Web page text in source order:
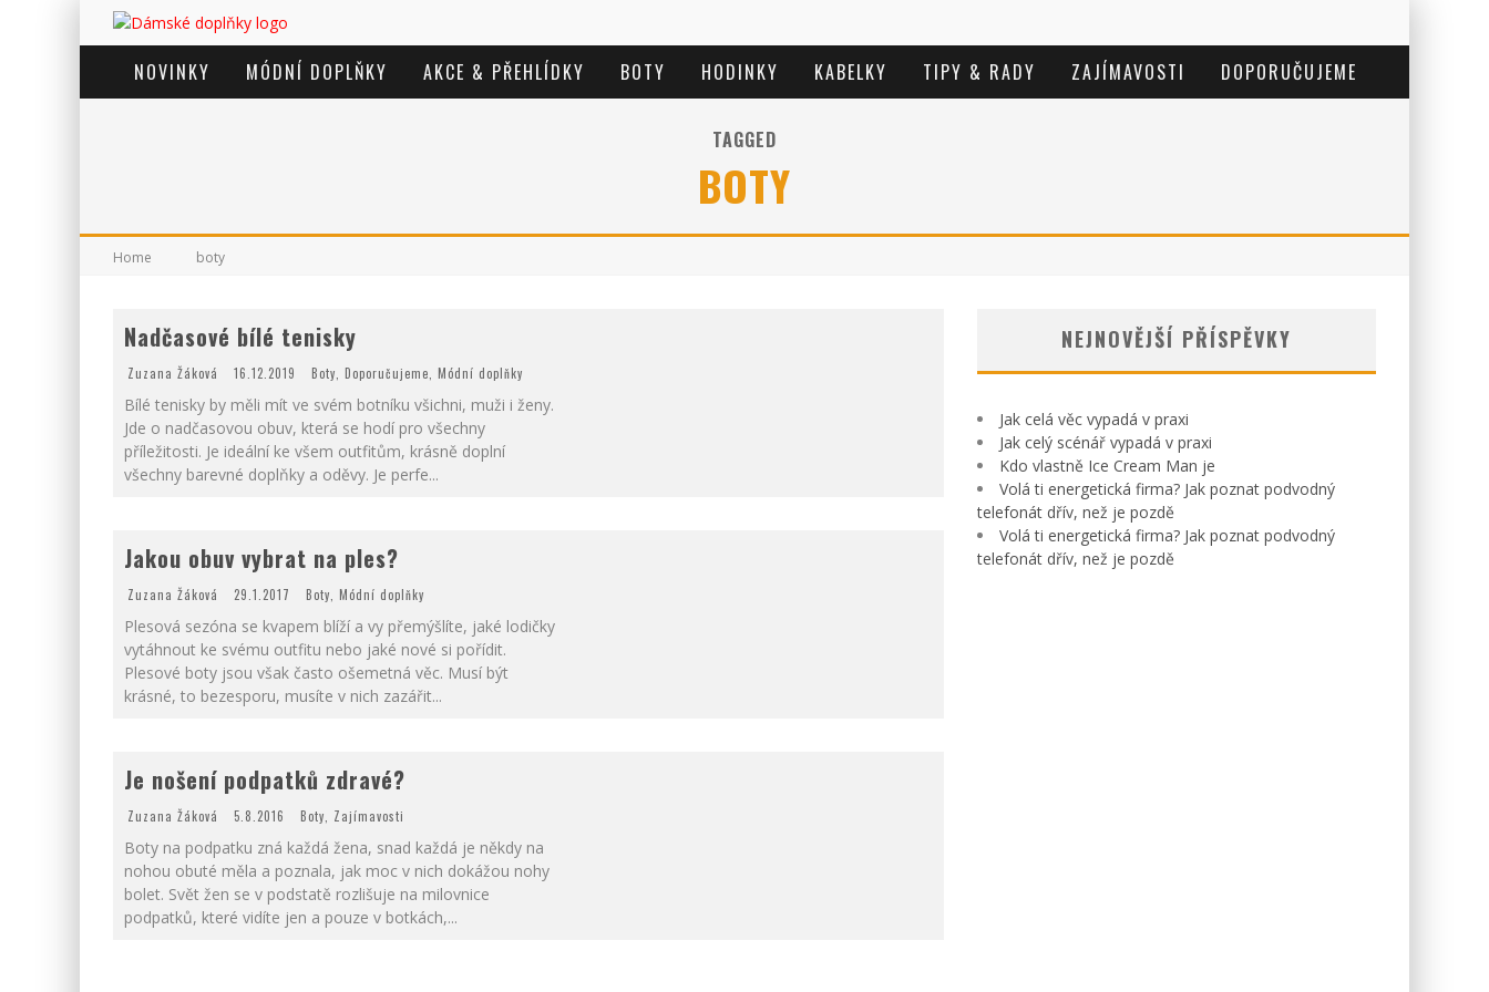
NOVINKY MÓDNÍ DOPLŇKY AKCE & PŘEHLÍDKY BOTY HODINKY KABELKY TIPY & RADY ZAJÍMAVOSTI DOPORUČUJEME
TAGGED
BOTY
Home boty
Nadčasové bílé tenisky
Zuzana Žáková 16.12.2019 Boty Doporučujeme Módní doplňky
Bílé tenisky by měli mít ve svém botníku všichni, muži i ženy.
Jde o nadčasovou obuv, která se hodí pro všechny
příležitosti. Je ideální ke všem outfitům, krásně doplní
všechny barevné doplňky a oděvy. Je perfe...
Jakou obuv vybrat na ples?
Zuzana Žáková 29.1.2017 Boty Módní doplňky
Plesová sezóna se kvapem blíží a vy přemýšlíte, jaké lodičky
vytáhnout ke svému outfitu nebo jaké nové si pořídit.
Plesové boty jsou však často ošemetná věc. Musí být
krásné, to bezesporu, musíte v nich zazářit...
Je nošení podpatků zdravé?
Zuzana Žáková 5.8.2016 Boty Zajímavosti
Boty na podpatku zná každá žena, snad každá je někdy na
nohou obuté měla a poznala, jak moc v nich dokážou nohy
bolet. Svět žen se v podstatě rozlišuje na milovnice
podpatků, které vidíte jen a pouze v botkách,...
NEJNOVĚJŠÍ PŘÍSPĚVKY
Jak celá věc vypadá v praxi
Jak celý scénář vypadá v praxi
Kdo vlastně Ice Cream Man je
Volá ti energetická firma? Jak poznat podvodný
telefonát dřív, než je pozdě
Volá ti energetická firma? Jak poznat podvodný
telefonát dřív, než je pozdě